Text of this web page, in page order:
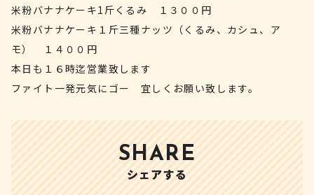
米粉バナナケーキ1斤くるみ １３００円
米粉バナナケーキ１斤三種ナッツ（くるみ、カシュ、ア
モ） １４００円
本日も１６時迄営業致します
ファイト一発元気にゴー 宜しくお願い致します。
SHARE
シェアする